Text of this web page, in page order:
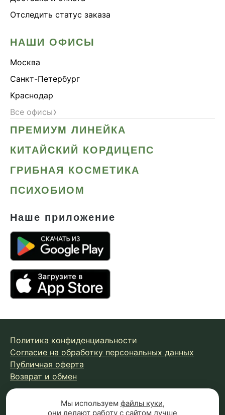
Отследить статус заказа
НАШИ ОФИСЫ
Москва
Санкт-Петербург
Краснодар
Все офисы›
ПРЕМИУМ ЛИНЕЙКА
КИТАЙСКИЙ КОРДИЦЕПС
ГРИБНАЯ КОСМЕТИКА
ПСИХОБИОМ
Наше приложение
Политика конфиденциальности
Согласие на обработку персональных данных
Публичная оферта
Возврат и обмен
© 2026 Fungiline — зарегистрированная торговая марка.
Мы используем файлы куки,
они делают работу с сайтом лучше